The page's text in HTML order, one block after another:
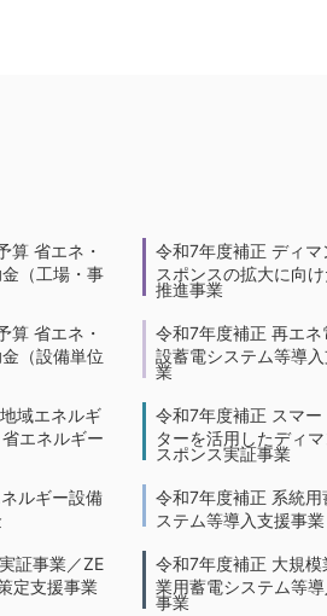
算 省エネ・
（工場・事
算 省エネ・
（設備単位
域エネルギ
エネルギー
ルギー設備
証事業／ZE
定支援事業
令和7年度補正 ディマ
スポンスの拡大に向
推進事業
令和7年度補正 再エネ
設蓄電システム等導
業
令和7年度補正 スマー
ターを活用したディ
スポンス実証事業
令和7年度補正 系統用
ステム等導入支援事業
令和7年度補正 大規模
業用蓄電システム等
事業